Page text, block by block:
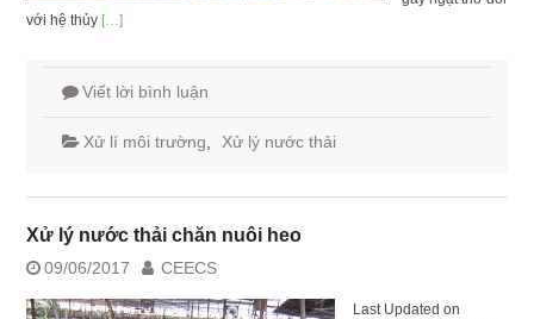
với hệ thủy […]
Viết lời bình luận
Xử lí môi trường Xử lý nước thải
Xử lý nước thải chăn nuôi heo
09/06/2017 CEECS
Last Updated on